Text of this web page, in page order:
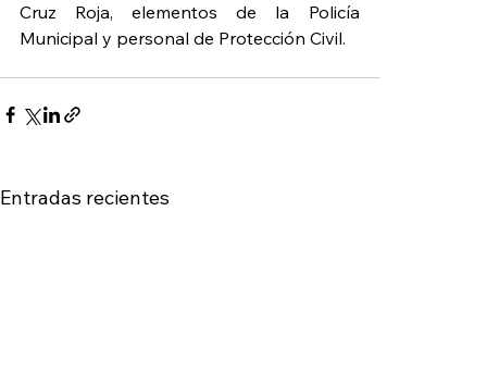
Cruz Roja, elementos de la Policía
Municipal y personal de Protección Civil.
Entradas recientes